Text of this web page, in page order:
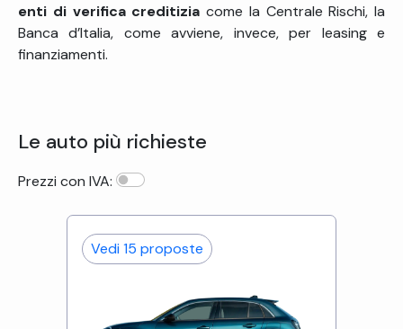
enti di verifica creditizia come la Centrale Rischi, la
Banca d’Italia, come avviene, invece, per leasing e
finanziamenti.
Le auto più richieste
Prezzi con IVA:
Vedi 15 proposte